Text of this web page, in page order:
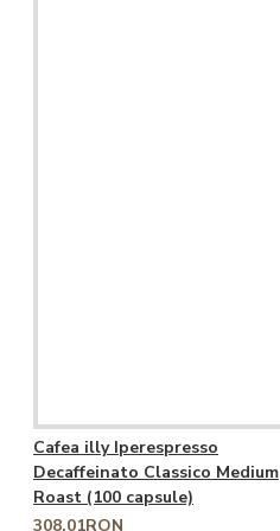
Cafea illy Iperespresso
Decaffeinato Classico Medium
Roast (100 capsule)
308,01RON